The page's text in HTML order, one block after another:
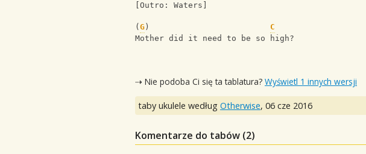
[Outro: Waters]
( G ) C
Mother did it need to be so high?
⇢ Nie podoba Ci się ta tablatura? Wyświetl 1 innych wersji
taby ukulele według Otherwise, 06 cze 2016
Komentarze do tabów (2)